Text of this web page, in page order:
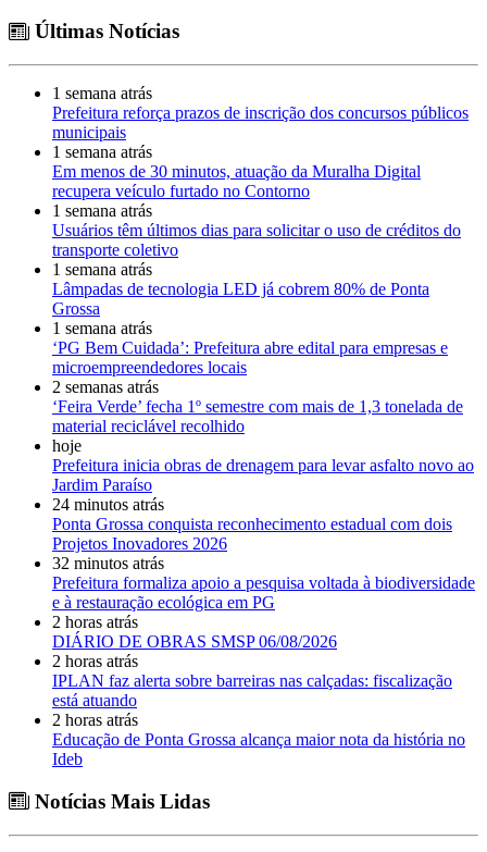
Últimas Notícias
1 semana atrás
Prefeitura reforça prazos de inscrição dos concursos públicos
municipais
1 semana atrás
Em menos de 30 minutos, atuação da Muralha Digital
recupera veículo furtado no Contorno
1 semana atrás
Usuários têm últimos dias para solicitar o uso de créditos do
transporte coletivo
1 semana atrás
Lâmpadas de tecnologia LED já cobrem 80% de Ponta
Grossa
1 semana atrás
‘PG Bem Cuidada’: Prefeitura abre edital para empresas e
microempreendedores locais
2 semanas atrás
‘Feira Verde’ fecha 1º semestre com mais de 1,3 tonelada de
material reciclável recolhido
hoje
Prefeitura inicia obras de drenagem para levar asfalto novo ao
Jardim Paraíso
24 minutos atrás
Ponta Grossa conquista reconhecimento estadual com dois
Projetos Inovadores 2026
32 minutos atrás
Prefeitura formaliza apoio a pesquisa voltada à biodiversidade
e à restauração ecológica em PG
2 horas atrás
DIÁRIO DE OBRAS SMSP 06/08/2026
2 horas atrás
IPLAN faz alerta sobre barreiras nas calçadas: fiscalização
está atuando
2 horas atrás
Educação de Ponta Grossa alcança maior nota da história no
Ideb
Notícias Mais Lidas